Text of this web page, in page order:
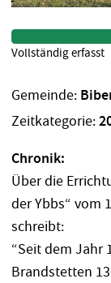
Gemeinde:
Zeitkategorie:
Chronik:
Über die
der Ybbs“ vom
schreibt:
“Seit dem Jahr
Brandstetten
Vollständig erfasst